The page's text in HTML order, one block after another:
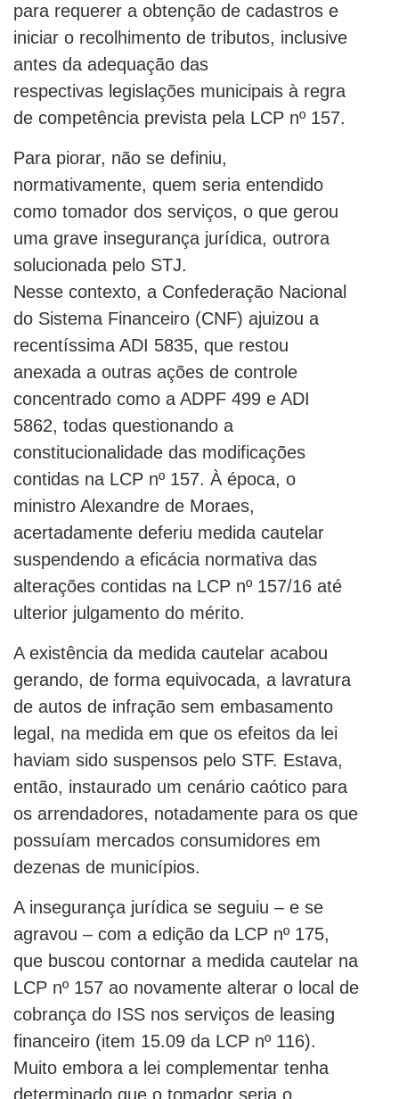
para requerer a obtenção de cadastros e
iniciar o recolhimento de tributos, inclusive
antes da adequação das
respectivas legislações municipais à regra
de competência prevista pela LCP nº 157.
Para piorar, não se definiu,
normativamente, quem seria entendido
como tomador dos serviços, o que gerou
uma grave insegurança jurídica, outrora
solucionada pelo STJ.
Nesse contexto, a Confederação Nacional
do Sistema Financeiro (CNF) ajuizou a
recentíssima ADI 5835, que restou
anexada a outras ações de controle
concentrado como a ADPF 499 e ADI
5862, todas questionando a
constitucionalidade das modificações
contidas na LCP nº 157. À época, o
ministro Alexandre de Moraes,
acertadamente deferiu medida cautelar
suspendendo a eficácia normativa das
alterações contidas na LCP nº 157/16 até
ulterior julgamento do mérito.
A existência da medida cautelar acabou
gerando, de forma equivocada, a lavratura
de autos de infração sem embasamento
legal, na medida em que os efeitos da lei
haviam sido suspensos pelo STF. Estava,
então, instaurado um cenário caótico para
os arrendadores, notadamente para os que
possuíam mercados consumidores em
dezenas de municípios.
A insegurança jurídica se seguiu – e se
agravou – com a edição da LCP nº 175,
que buscou contornar a medida cautelar na
LCP nº 157 ao novamente alterar o local de
cobrança do ISS nos serviços de leasing
financeiro (item 15.09 da LCP nº 116).
Muito embora a lei complementar tenha
determinado que o tomador seria o